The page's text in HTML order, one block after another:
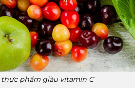
phẩm giàu vitamin C